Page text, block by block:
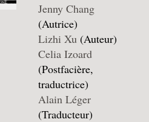
Jenny Chang
(Autrice)
Lizhi Xu (Auteur)
Celia Izoard
(Postfacière,
traductrice)
Alain Léger
(Traducteur)